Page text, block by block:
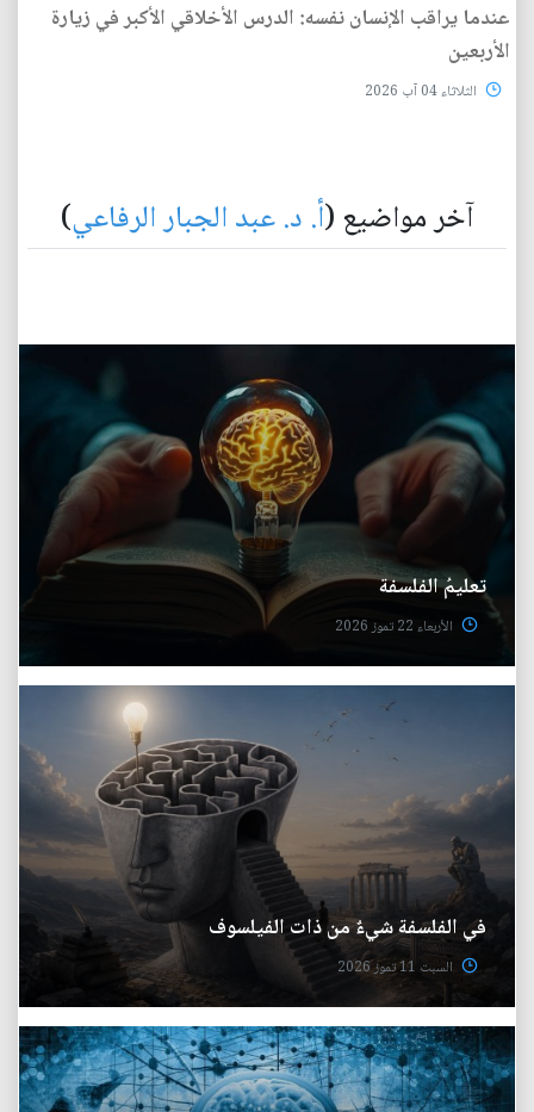
عندما يراقب الإنسان نفسه: الدرس الأخلاقي الأكبر في زيارة
الأربعين
الثلاثاء 04 آب 2026
آخر مواضيع (أ. د. عبد الجبار الرفاعي)
تعليمُ الفلسفة
الأربعاء 22 تموز 2026
في الفلسفة شيءٌ من ذات الفيلسوف
السبت 11 تموز 2026